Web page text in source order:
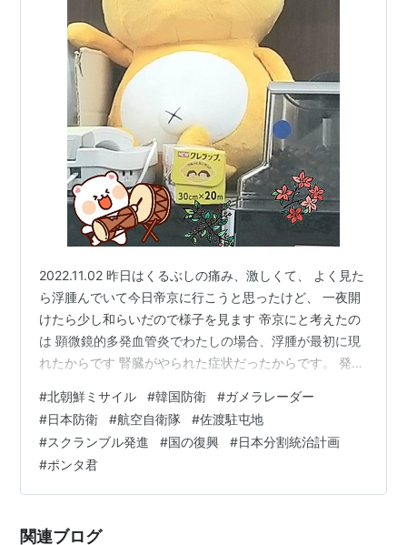
2022.11.02 昨日はくるぶしの痛み、激しくて、 よく見た
ら浮腫んでいて今日帝京に行こうと思ったけど、 一夜開
けたら少し和らいだので様子を見ます 帝京にと考えたの
は 顕微鏡的多発血管炎でわたしの場合、浮腫が最初に現
れたからです 腎臓がやられた症状だったからです。 発見
かったんです 両足だったので立つのが困難でしたよ ある
人は腕に出来てました。それかと思ったんです。 アザも
出来てるし、どこかにぶつけた覚えはからっきしなし。
夜見たら、青味がかってたのが引いてきてる。良かった
今日のニュースで、 韓国がミサイル飛ばしたって (￣□
#北朝鮮ミサイル #韓国防衛 #ガメラレーダー
#日本防衛 #航空自衛隊 #佐渡駐屯地
#スクランブル発進 #国の復興 #日本分割統治計画
#ポンタ君
関連ブログ